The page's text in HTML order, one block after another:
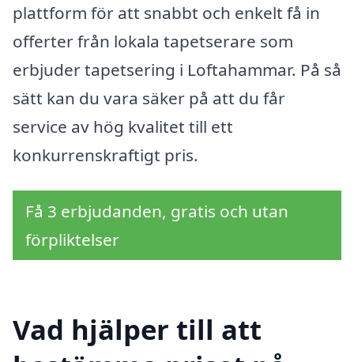
plattform för att snabbt och enkelt få in
offerter från lokala tapetserare som
erbjuder tapetsering i Loftahammar. På så
sätt kan du vara säker på att du får
service av hög kvalitet till ett
konkurrenskraftigt pris.
Få 3 erbjudanden, gratis och utan
förpliktelser
Vad hjälper till att